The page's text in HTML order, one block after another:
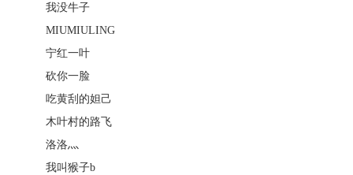
我没牛子
MIUMIULING
宁红一叶
砍你一脸
吃黄刮的妲己
木叶村的路飞
洛洛灬
我叫猴子b